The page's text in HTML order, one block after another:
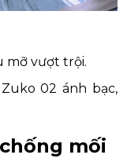
mỡ vượt trội.
02 ánh bạc,
mối